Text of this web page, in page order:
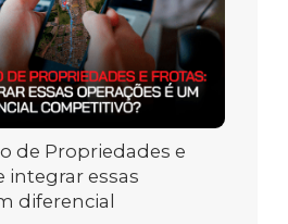
de Propriedades e
integrar essas
diferencial